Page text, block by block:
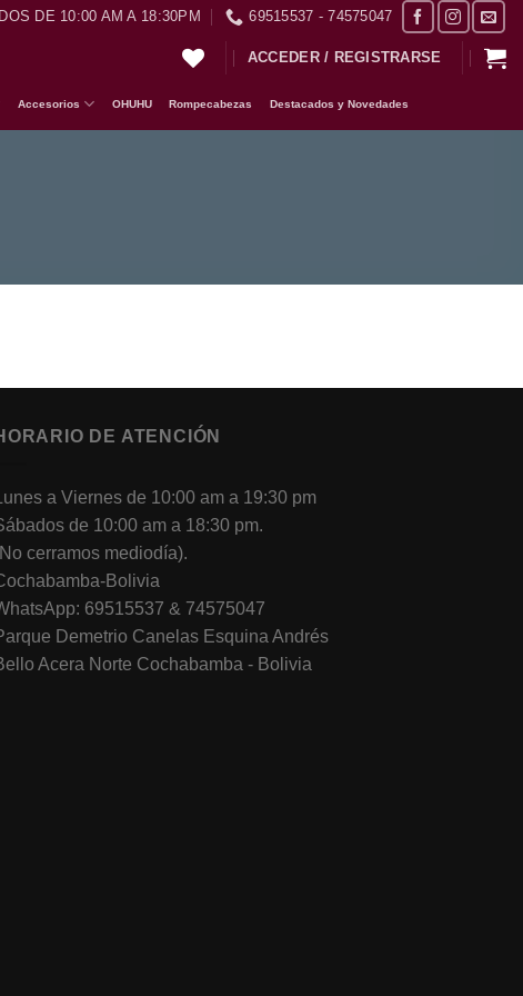
DE 10:00 AM A 18:30PM 69515537 - 74575047
ACCEDER / REGISTRARSE
Accesorios OHUHU Rompecabezas Destacados y Novedades
DE ATENCIÓN
Lunes a Viernes de 10:00 am a 19:30 pm
de 10:00 am a 18:30 pm.
cerramos mediodía).
Bolivia
69515537 & 74575047
Demetrio Canelas Esquina Andrés
Acera Norte Cochabamba - Bolivia